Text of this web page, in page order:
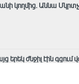
կողմից․ Աննա
երեկ ժնջիլ էին